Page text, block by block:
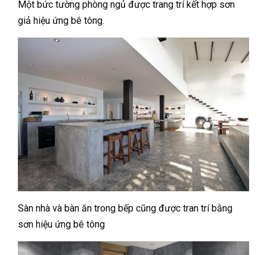
Một bức tường phòng ngủ được trang trí kết hợp sơn
giả hiệu ứng bê tông.
Sàn nhà và bàn ăn trong bếp cũng được tran trí bằng
sơn hiệu ứng bê tông